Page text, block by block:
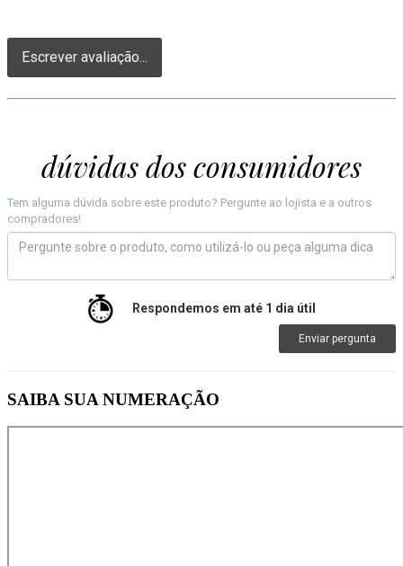
Escrever avaliação...
dúvidas dos consumidores
Tem alguma dúvida sobre este produto? Pergunte ao lojista e a outros
compradores!
Respondemos em até 1 dia útil
Enviar pergunta
SAIBA SUA NUMERAÇÃO